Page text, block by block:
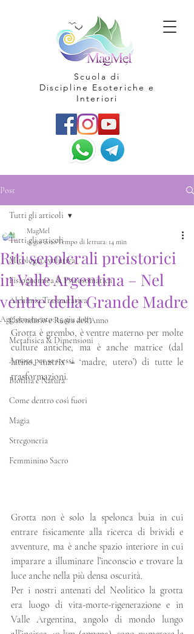
Scuola di
Discipline Esoteriche e
Interiori
Post
Tutti gli articoli
Mitologia evolutiva
Fisiognomica & Psicosomatica
Alchimia Trasmutativa
Calendario e Ruota dell'Anno
Metafisica & Dimensioni
Amore per se stessi
Biofilia e Natura
Come dentro così fuori
Magia
Stregoneria
Femminino Sacro
Tutti gli articoli
Riti sepolcrali preistorici
in Valle Argentina – Nel
ventre della Grande Madre
MagMel
11 giu 2020Tempo di lettura: 14 min
Aggiornamento:15 giu 2023
Grotta è grembo, è ventre materno per molte
culture antiche, ma è anche matrice (dal
latino, matrix = ‘madre, utero’) di tutte le
trasformazioni.
Grotta non è solo la spelonca buia in cui
entrare fisicamente alla ricerca di brividi e
avventure, ma è anche spazio interiore in cui
imparare a illuminare l’inconscio e trovare la
luce anche nella più densa oscurità.
Per i nostri antenati del Neolitico la grotta
era luogo di vita-morte-rigenerazione e in
Valle Argentina, angolo di mondo lungo